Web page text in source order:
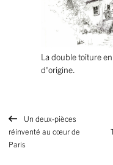
La double toiture
d'origine.
Un deux-pièces
réinventé au cœur de
Paris